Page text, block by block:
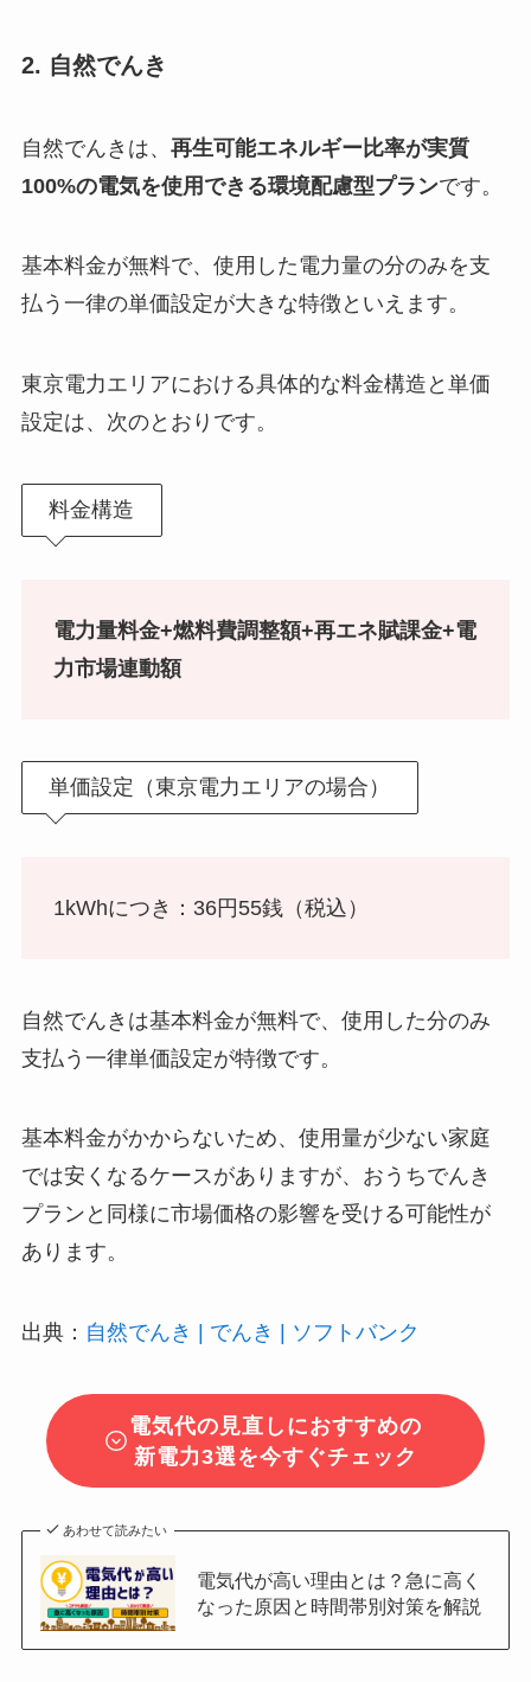
2. 自然でんき
自然でんきは、 再生可能エネルギー比率が実質
100%の電気を使用できる環境配慮型プランです。
基本料金が無料で、使用した電力量の分のみを支
払う一律の単価設定が大きな特徴といえます。
東京電力エリアにおける具体的な料金構造と単価
設定は、次のとおりです。
料金構造
電力量料金+燃料費調整額+再エネ賦課金+電
力市場連動額
単価設定（東京電力エリアの場合）
1kWhにつき：36円55銭（税込）
自然でんきは基本料金が無料で、使用した分のみ
支払う一律単価設定が特徴です。
基本料金がかからないため、使用量が少ない家庭
では安くなるケースがありますが、おうちでんき
プランと同様に市場価格の影響を受ける可能性が
あります。
出典： 自然でんき | でんき | ソフトバンク
電気代の見直しにおすすめの
新電力3選を今すぐチェック
あわせて読みたい
電気代が高い理由とは？急に高く
なった原因と時間帯別対策を解説